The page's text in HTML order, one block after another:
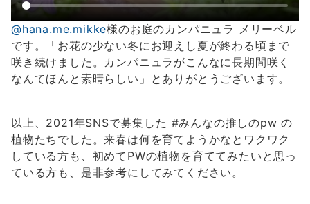
@hana.me.mikke様のお庭のカンパニュラ メリーベル
です。「お花の少ない冬にお迎えし夏が終わる頃まで
咲き続けました。カンパニュラがこんなに長期間咲く
なんてほんと素晴らしい」とありがとうございます。
以上、2021年SNSで募集した #みんなの推しのpw の
植物たちでした。来春は何を育てようかなとワクワク
している方も、初めてPWの植物を育ててみたいと思っ
ている方も、是非参考にしてみてください。